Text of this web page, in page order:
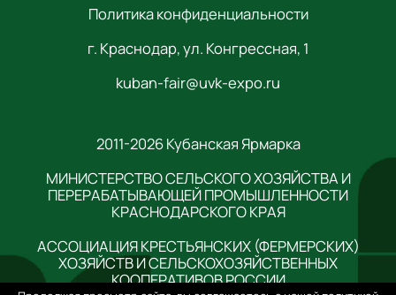
Политика конфиденциальности
г. Краснодар, ул. Конгрессная, 1
kuban-fair@uvk-expo.ru
2011-2026 Кубанская Ярмарка
МИНИСТЕРСТВО СЕЛЬСКОГО ХОЗЯЙСТВА И
ПЕРЕРАБАТЫВАЮЩЕЙ ПРОМЫШЛЕННОСТИ
КРАСНОДАРСКОГО КРАЯ
АССОЦИАЦИЯ КРЕСТЬЯНСКИХ (ФЕРМЕРСКИХ)
ХОЗЯЙСТВ И СЕЛЬСКОХОЗЯЙСТВЕННЫХ
КООПЕРАТИВОВ РОССИИ